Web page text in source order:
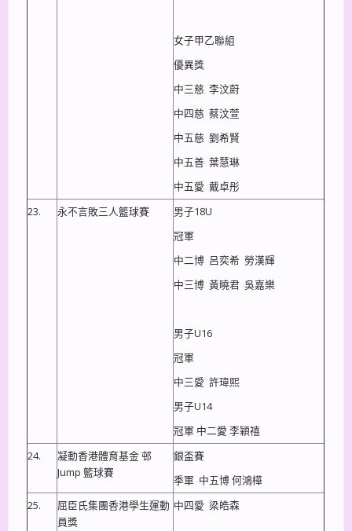
女子甲乙聯組
優異獎
中三慈 李汶蔚
中四慈 蔡汶萱
中五慈 劉希賢
中五善 葉慧琳
中五愛 戴卓彤
23.
永不言敗三人籃球賽
男子18U
冠軍
中二博 呂奕希 勞漢輝
中三博 黃曉君 吳嘉樂
男子U16
冠軍
中三愛 許瑋熙
男子U14
冠軍 中二愛 李穎禧
24.
凝動香港體育基金 邨
Jump 籃球賽
銀盃賽
季軍 中五博 何鴻樺
25.
屈臣氏集團香港學生運動
員獎
中四愛 梁皓森